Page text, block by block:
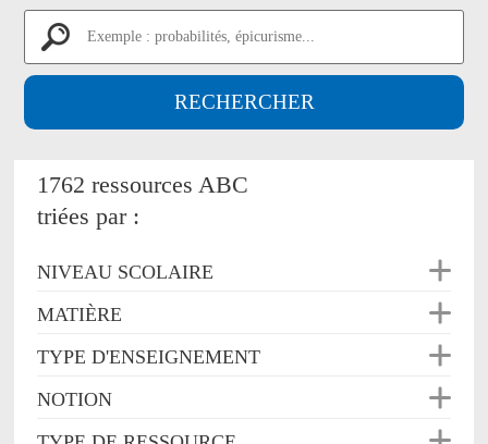
1762 ressources ABC
triées par :
NIVEAU SCOLAIRE
MATIÈRE
TYPE D'ENSEIGNEMENT
NOTION